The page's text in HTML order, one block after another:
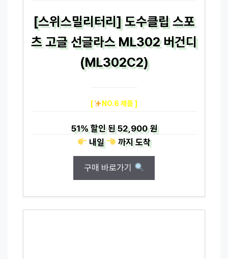
[스위스밀리터리] 도수클립 스포
츠 고글 선글라스 ML302 버건디
(ML302C2)
[ NO.6 제품 ]
51%할인 된52,900 원
내일
까지도착
구매 바로가기